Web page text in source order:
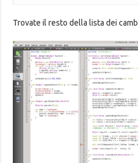
Trovate il resto della lista dei